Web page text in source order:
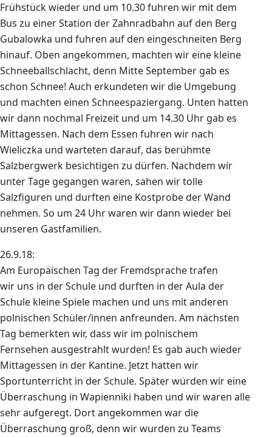
Frühstück wieder und um 10.30 fuhren wir mit dem
Bus zu einer Station der Zahnradbahn auf den Berg
Gubalowka und fuhren auf den eingeschneiten Berg
hinauf. Oben angekommen, machten wir eine kleine
Schneeballschlacht, denn Mitte September gab es
schon Schnee! Auch erkundeten wir die Umgebung
und machten einen Schneespaziergang. Unten hatten
wir dann nochmal Freizeit und um 14.30 Uhr gab es
Mittagessen. Nach dem Essen fuhren wir nach
Wieliczka und warteten darauf, das berühmte
Salzbergwerk besichtigen zu dürfen. Nachdem wir
unter Tage gegangen waren, sahen wir tolle
Salzfiguren und durften eine Kostprobe der Wand
nehmen. So um 24 Uhr waren wir dann wieder bei
unseren Gastfamilien.
26.9.18:
Am Europäischen Tag der Fremdsprache trafen
wir uns in der Schule und durften in der Aula der
Schule kleine Spiele machen und uns mit anderen
polnischen Schüler/innen anfreunden. Am nächsten
Tag bemerkten wir, dass wir im polnischem
Fernsehen ausgestrahlt wurden! Es gab auch wieder
Mittagessen in der Kantine. Jetzt hatten wir
Sportunterricht in der Schule. Später würden wir eine
Überraschung in Wapienniki haben und wir waren alle
sehr aufgeregt. Dort angekommen war die
Überraschung groß, denn wir wurden zu Teams